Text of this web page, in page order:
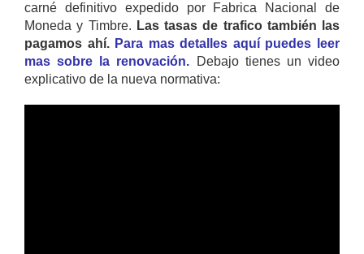
carné definitivo expedido por Fabrica Nacional de
Moneda y Timbre. Las tasas de trafico también las
pagamos ahí. Para mas detalles aquí puedes leer
mas sobre la renovación. Debajo tienes un video
explicativo de la nueva normativa: